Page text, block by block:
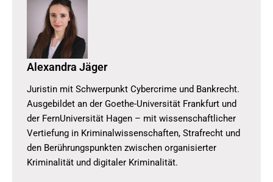
Alexandra Jäger
Juristin mit Schwerpunkt Cybercrime und Bankrecht.
Ausgebildet an der Goethe-Universität Frankfurt und
der FernUniversität Hagen – mit wissenschaftlicher
Vertiefung in Kriminalwissenschaften, Strafrecht und
den Berührungspunkten zwischen organisierter
Kriminalität und digitaler Kriminalität.